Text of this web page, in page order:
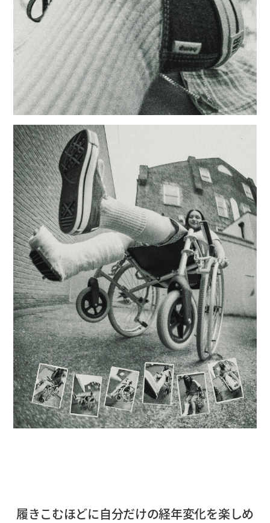
履きこむほどに自分だけの経年変化を楽しめ